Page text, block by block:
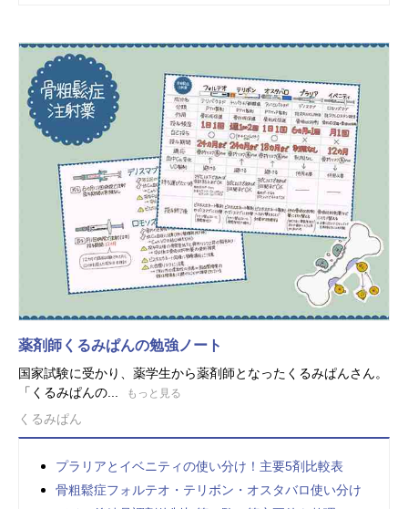
薬剤師くるみぱんの勉強ノート
国家試験に受かり、薬学生から薬剤師となったくるみぱんさん。
「くるみぱんの...
もっと見る
くるみぱん
プラリアとイベニティの使い分け！主要5剤比較表
骨粗鬆症フォルテオ・テリボン・オスタバロ使い分け